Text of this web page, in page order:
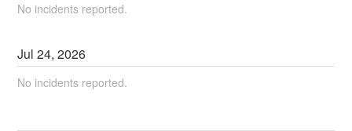
No incidents reported.
Jul24,2026
No incidents reported.